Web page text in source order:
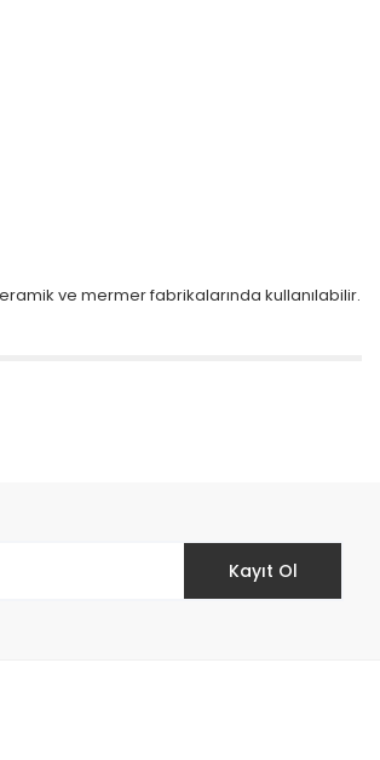
ve mermer fabrikalarında kullanılabilir.
Kayıt Ol